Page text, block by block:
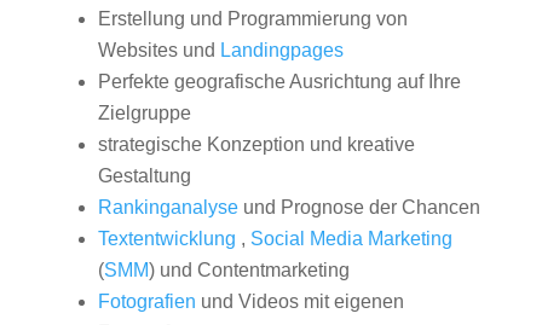
Erstellung und Programmierung von
Websites und Landingpages
Perfekte geografische Ausrichtung auf Ihre
Zielgruppe
strategische Konzeption und kreative
Gestaltung
Rankinganalyseund Prognose der Chancen
Textentwicklung , Social Media Marketing
(SMM) und Contentmarketing
Fotografien und Videos mit eigenen